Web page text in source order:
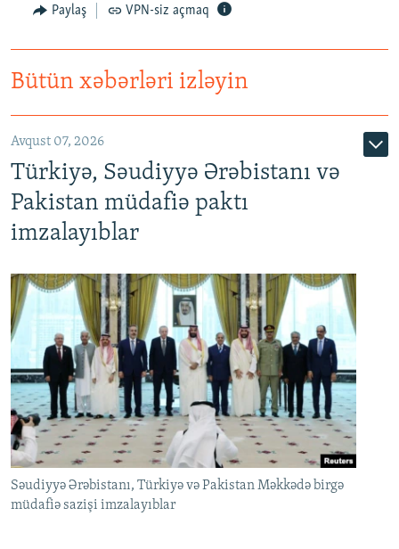
Paylaş VPN-siz açmaq
Bütün xəbərləri izləyin
Avqust 07, 2026
Türkiyə, Səudiyyə Ərəbistanı və
Pakistan müdafiə paktı
imzalayıblar
Səudiyyə Ərəbistanı, Türkiyə və Pakistan Məkkədə birgə
müdafiə sazişi imzalayıblar